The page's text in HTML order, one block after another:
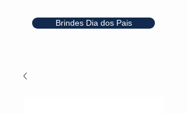
Brindes Dia dos Pais